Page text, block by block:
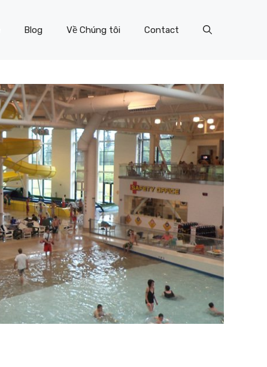
Blog Về Chúng tôi Contact